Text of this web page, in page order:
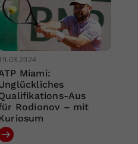
Miami:
Aus
Rodionov – mit